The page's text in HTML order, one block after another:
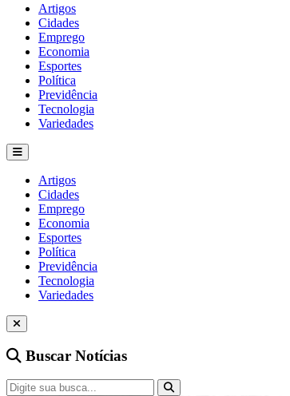
Artigos
Cidades
Emprego
Economia
Esportes
Política
Previdência
Tecnologia
Variedades
Artigos
Cidades
Emprego
Economia
Esportes
Política
Previdência
Tecnologia
Variedades
Buscar Notícias